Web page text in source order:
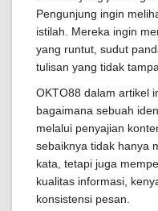
Pengunjung ingin
istilah. Mereka ingin
yang runtut, sudut
tulisan yang tidak
OKTO88 dalam artikel
bagaimana sebuah
melalui penyajian
sebaiknya tidak hanya
kata, tetapi juga
kualitas informasi,
konsistensi pesan.